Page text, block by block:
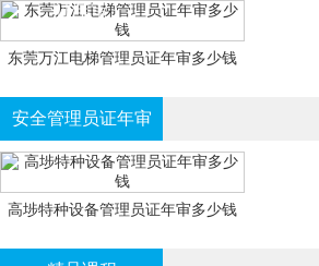
证年审
东莞万江电梯管理员证年审多少钱
安全管理员证年审
高埗特种设备管理员证年审多少钱